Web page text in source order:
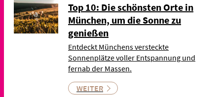
Top 10: Die schönsten Orte in
München, um die Sonne zu
genießen
Entdeckt Münchens versteckte
Sonnenplätze voller Entspannung und
fernab der Massen.
WEITER